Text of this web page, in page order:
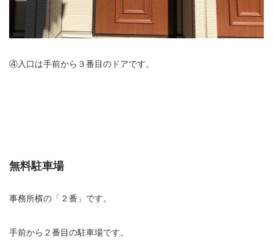
④入口は手前から３番目のドアです。
無料駐車場
事務所横の「２番」です。
手前から２番目の駐車場です。